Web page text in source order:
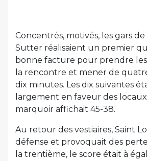
Concentrés, motivés, les gars
Sutter réalisaient un premier
bonne facture pour prendre
la rencontre et mener de
dix minutes. Les dix suivantes
largement en faveur des
marquoir affichait 45-38.
Au retour des vestiaires, Saint
défense et provoquait des
la trentième, le score était à